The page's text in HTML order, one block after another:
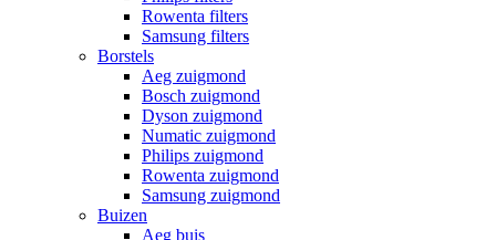
Rowenta filters
Samsung filters
Borstels
Aeg zuigmond
Bosch zuigmond
Dyson zuigmond
Numatic zuigmond
Philips zuigmond
Rowenta zuigmond
Samsung zuigmond
Buizen
Aeg buis